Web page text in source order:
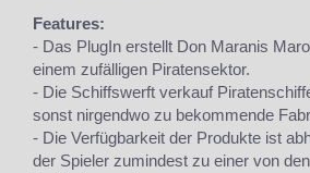
Features:
- Das PlugIn erstellt Don Maranis
einem zufälligen Piratensektor.
- Die Schiffswerft verkauf
sonst nirgendwo zu bekommende
- Die Verfügbarkeit der Produkte ist
der Spieler zumindest zu einer von